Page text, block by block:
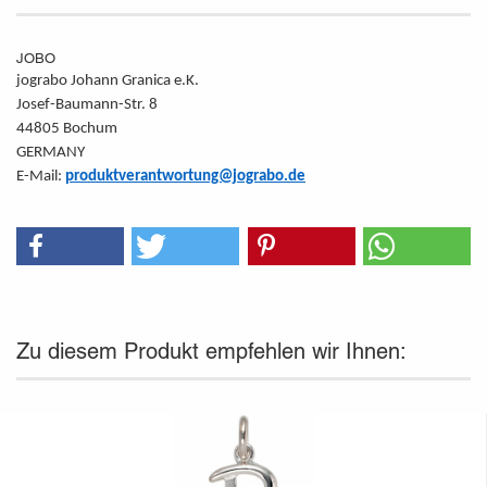
JOBO
jograbo Johann Granica e.K.
Josef-Baumann-Str. 8
44805 Bochum
GERMANY
E-Mail: produktverantwortung@jograbo.de
Zu diesem Produkt empfehlen wir Ihnen: